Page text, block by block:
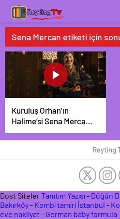
Sena Mercan etiketi için
Kuruluş Orhan’ın
Halime’si Sena Mercan
“Kostümden Mekana
Her Şey Çok
Reyting
Dost SitelerTanıtım Yazısı- Düğün
Bakırköy- Kombi tamiri İstanbul -
eve nakliyat - German baby formula